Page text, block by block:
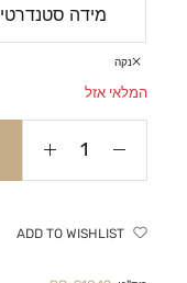
נקה
המלאי אזל
ADD TO WISHLIST